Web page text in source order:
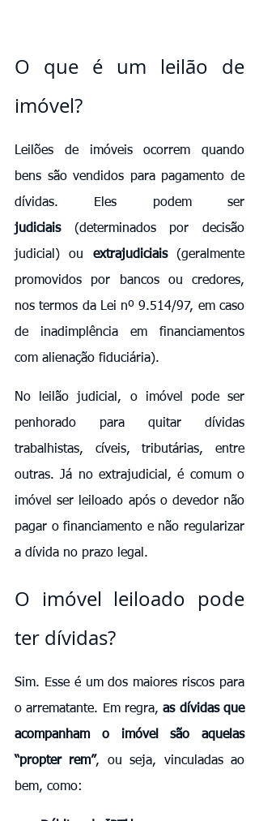
O que é um leilão de
imóvel?
Leilões de imóveis ocorrem quando
bens são vendidos para pagamento de
judiciais (determinados por decisão
judicial) ou extrajudiciais (geralmente
promovidos por bancos ou credores,
nos termos da Lei nº 9.514/97, em caso
de inadimplência em financiamentos
com alienação fiduciária).
No leilão judicial, o imóvel pode ser
penhorado para quitar dívidas
trabalhistas, cíveis, tributárias, entre
outras. Já no extrajudicial, é comum o
imóvel ser leiloado após o devedor não
pagar o financiamento e não regularizar
a dívida no prazo legal.
O imóvel leiloado pode
ter dívidas?
Sim. Esse é um dos maiores riscos para
o arrematante. Em regra, as dívidas que
acompanham o imóvel são aquelas
“propter rem”, ou seja, vinculadas ao
bem, como: